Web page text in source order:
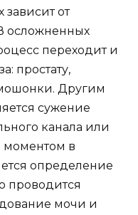
зависит от
осложненных
переходит и
простату,
Другим
сужение
канала или
моментом в
определение
проводится
мочи и